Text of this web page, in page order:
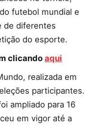
futebol mundial e
de diferentes
do esporte.
clicando aqui
realizada em
participantes.
ampliado para 16
em vigor até a